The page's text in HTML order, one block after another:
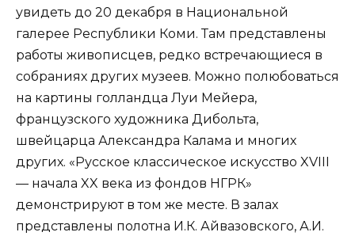
увидеть до 20 декабря в Национальной
галерее Республики Коми. Там представлены
работы живописцев, редко встречающиеся в
собраниях других музеев. Можно полюбоваться
на картины голландца Луи Мейера,
французского художника Дибольта,
швейцарца Александра Калама и многих
других. «Русское классическое искусство XVIII
— начала XX века из фондов НГРК»
демонстрируют в том же месте. В залах
представлены полотна И.К. Айвазовского, А.И.